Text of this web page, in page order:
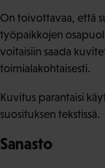
On toivottavaa, että
työpaikkojen
voitaisiin saada
toimialakohtaisesti.
Kuvitus parantaisi
suosituksen tekstissä.
Sanasto